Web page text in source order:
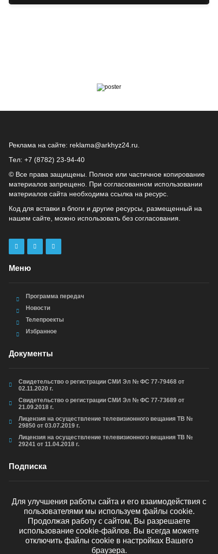
Реклама на сайте: reklama@arkhyz24.ru
Тел: +7 (8782) 23‑94‑40
© Все права защищены. Полное или частичное копирование
материалов запрещено. При согласованном использовании
материалов сайта необходима ссылка на ресурс.
Код для вставки в блоги и другие ресурсы, размещенный на
нашем сайте, можно использовать без согласования.
Меню
Программа передач
Новости
Телепроекты
Избранное
Документы
Свидетельство о регистрации СМИ Эл № ФС 77-79468 от
02.11.2020 г.
Свидетельство о регистрации СМИ Эл № ФС 77-73689 от
21.09.2018 г.
Лицензия на осуществление телевизионного вещания ТВ №
29850 от 03.07.2019 г.
Лицензия на осуществление телевизионного вещания ТВ №
29241 от 11.04.2018 г.
Подписка
ОТПРАВИТЬ
Для улучшения работы сайта и его взаимодействия с
пользователями мы используем файлы cookie.
Продолжая работу с сайтом, Вы разрешаете
использование cookie-файлов. Вы всегда можете
отключить файлы cookie в настройках Вашего
браузера.